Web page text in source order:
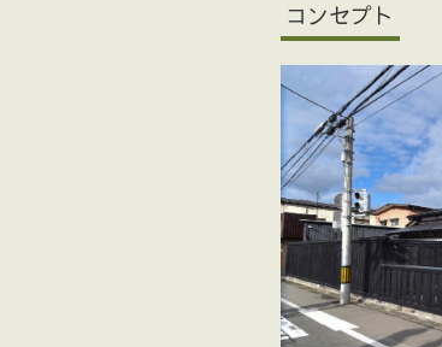
コンセプト